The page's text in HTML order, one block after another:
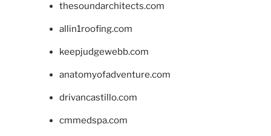
thesoundarchitects.com
allin1roofing.com
keepjudgewebb.com
anatomyofadventure.com
drivancastillo.com
cmmedspa.com